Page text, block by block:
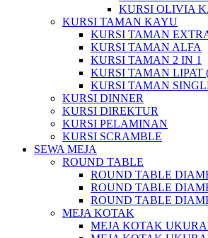
KURSI OLIVIA
KURSI TAMAN KAYU
KURSI TAMAN
KURSI TAMAN ALFA
KURSI TAMAN 2 IN 1
KURSI TAMAN LIPAT
KURSI TAMAN
KURSI DINNER
KURSI DIREKTUR
KURSI PELAMINAN
KURSI SCRAMBLE
SEWA MEJA
ROUND TABLE
ROUND TABLE
ROUND TABLE
ROUND TABLE
MEJA KOTAK
MEJA KOTAK